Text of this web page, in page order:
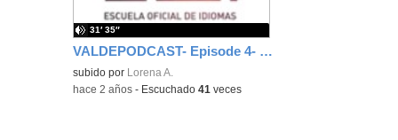
VALDEPODCAST- Episode 4- Eurovision
subido por Lorena A.
31′ 35″
-hace 2 años - Escuchado41 veces